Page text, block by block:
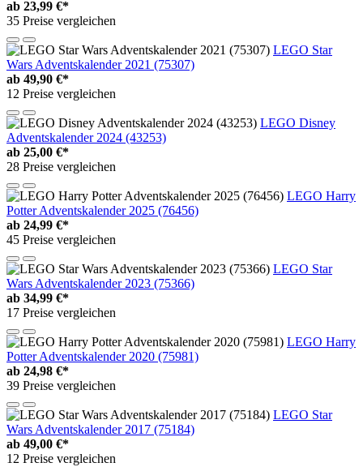
ab 23,99 €*
35 Preise vergleichen
LEGO Star
Wars Adventskalender 2021 (75307)
ab 49,90 €*
12 Preise vergleichen
LEGO Disney
Adventskalender 2024 (43253)
ab 25,00 €*
28 Preise vergleichen
LEGO Harry
Potter Adventskalender 2025 (76456)
ab 24,99 €*
45 Preise vergleichen
LEGO Star
Wars Adventskalender 2023 (75366)
ab 34,99 €*
17 Preise vergleichen
LEGO Harry
Potter Adventskalender 2020 (75981)
ab 24,98 €*
39 Preise vergleichen
LEGO Star
Wars Adventskalender 2017 (75184)
ab 49,00 €*
12 Preise vergleichen